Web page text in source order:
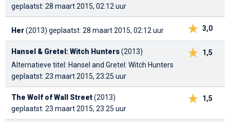
geplaatst: 28 maart 2015, 02:12 uur
3,0
Her(2013) geplaatst: 28 maart 2015, 02:12 uur
1,5
Hansel & Gretel: Witch Hunters(2013)
Alternatieve titel: Hansel and Gretel: Witch Hunters
geplaatst: 23 maart 2015, 23:25 uur
1,5
The Wolf of Wall Street(2013)
geplaatst: 23 maart 2015, 23:25 uur